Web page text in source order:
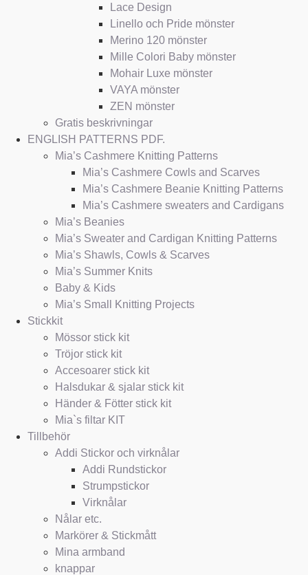
Lace Design
Linello och Pride mönster
Merino 120 mönster
Mille Colori Baby mönster
Mohair Luxe mönster
VAYA mönster
ZEN mönster
Gratis beskrivningar
ENGLISH PATTERNS PDF.
Mia’s Cashmere Knitting Patterns
Mia’s Cashmere Cowls and Scarves
Mia’s Cashmere Beanie Knitting Patterns
Mia’s Cashmere sweaters and Cardigans
Mia’s Beanies
Mia’s Sweater and Cardigan Knitting Patterns
Mia’s Shawls, Cowls & Scarves
Mia’s Summer Knits
Baby & Kids
Mia’s Small Knitting Projects
Stickkit
Mössor stick kit
Tröjor stick kit
Accesoarer stick kit
Halsdukar & sjalar stick kit
Händer & Fötter stick kit
Mia`s filtar KIT
Tillbehör
Addi Stickor och virknålar
Addi Rundstickor
Strumpstickor
Virknålar
Nålar etc.
Markörer & Stickmått
Mina armband
knappar